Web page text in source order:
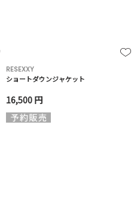
RESEXXY
ショートダウンジャケット
16,500 円